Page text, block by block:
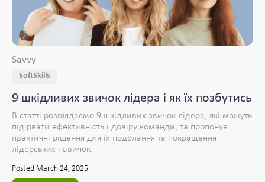
Savvy
SoftSkills
9 шкідливих звичок лідера і як їх позбутись
В статті розглядаємо 9 шкідливих звичок лідера, які можуть
підірвати ефективність і довіру команди, та пропонує
практичні рішення для їх подолання та покращення
лідерських навичок.
Posted March 24, 2025